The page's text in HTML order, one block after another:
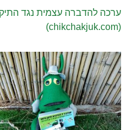
ערכה להדברה עצמית נגד
(chikchakjuk.com)